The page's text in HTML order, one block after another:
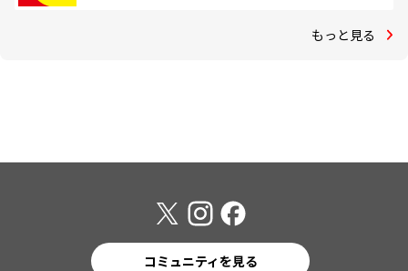
もっと見る
コミュニティを見る